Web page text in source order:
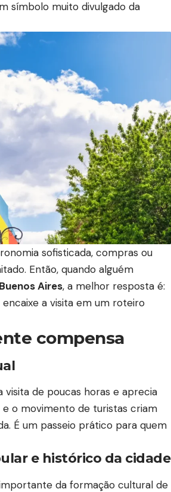
símbolo muito divulgado da
sofisticada, compras ou
Então, quando alguém
Aires, a melhor resposta é:
a visita em um roteiro
compensa
de poucas horas e aprecia
e o movimento de turistas criam
É um passeio prático para quem
e histórico da cidade
da formação cultural de